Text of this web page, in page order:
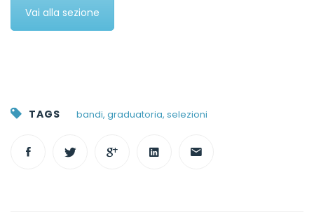
Vai alla sezione
TAGS bandi, graduatoria, selezioni